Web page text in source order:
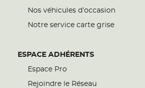
Nos véhicules d’occasion
Notre service carte grise
ESPACE ADHÉRENTS
Espace Pro
Rejoindre le Réseau